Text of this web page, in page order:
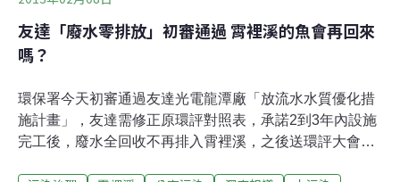
友達「廢水零排放」初審通過 霄裡溪的魚會再回來
嗎？
環保署今天初審通過友達光電龍潭廠「放流水水質優化措
施計畫」，友達需修正原環評對照表，承諾2到3年內設施
完工後，廢水全回收不再排入霄裡溪，之後送環評大會確